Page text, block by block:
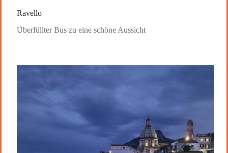
Ravello
Überfüllter Bus zu eine schöne Aussicht